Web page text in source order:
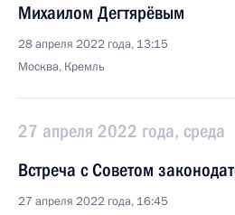
Михаилом Дегтярёвым
28 апреля 2022 года, 13:15
Москва, Кремль
27 апреля 2022 года, среда
Встреча с Советом
27 апреля 2022 года, 16:45